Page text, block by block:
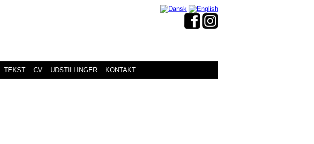
TEKST CV UDSTILLINGER KONTAKT